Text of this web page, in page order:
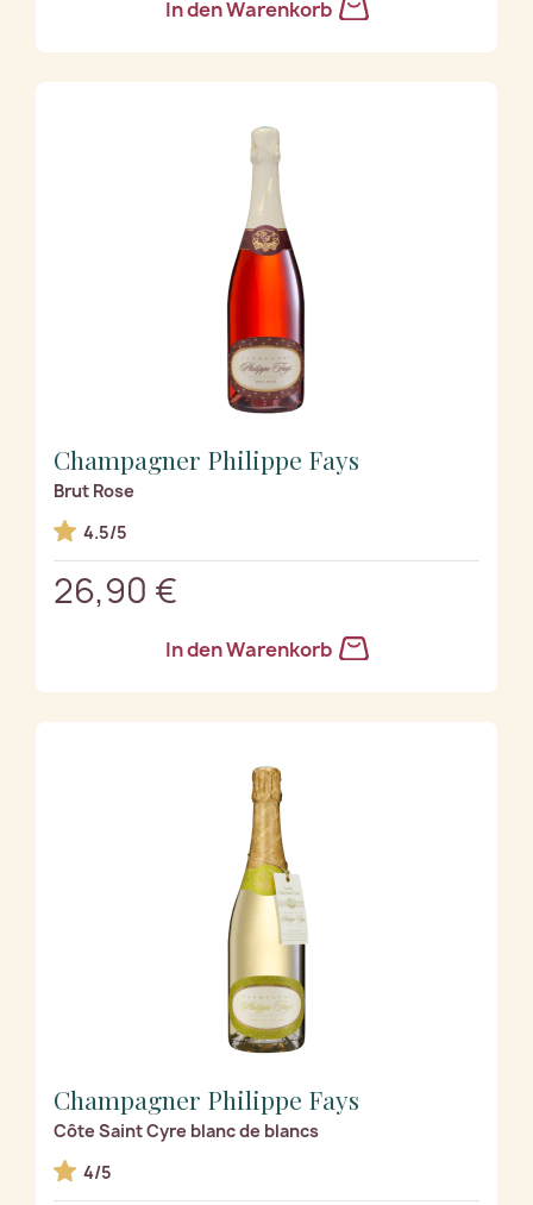
In den Warenkorb
Champagner Philippe Fays
Brut Rose
4.5/5
26,90 €
In den Warenkorb
Champagner Philippe Fays
Côte Saint Cyre blanc de blancs
4/5